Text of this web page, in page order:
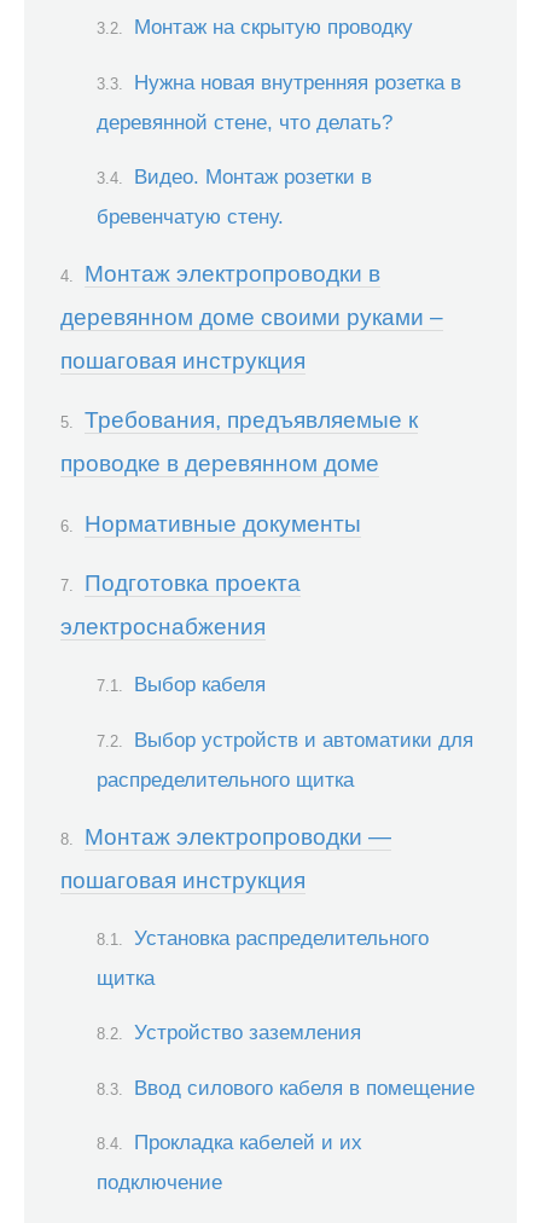
Монтаж на скрытую проводку
Нужна новая внутренняя розетка в
деревянной стене, что делать?
Видео. Монтаж розетки в
бревенчатую стену.
Монтаж электропроводки в
деревянном доме своими руками –
пошаговая инструкция
Требования, предъявляемые к
проводке в деревянном доме
Нормативные документы
Подготовка проекта
электроснабжения
Выбор кабеля
Выбор устройств и автоматики для
распределительного щитка
Монтаж электропроводки —
пошаговая инструкция
Установка распределительного
щитка
Устройство заземления
Ввод силового кабеля в помещение
Прокладка кабелей и их
подключение